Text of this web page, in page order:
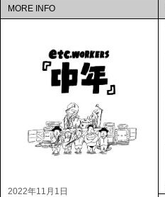
MORE INFO
2022年11月1日